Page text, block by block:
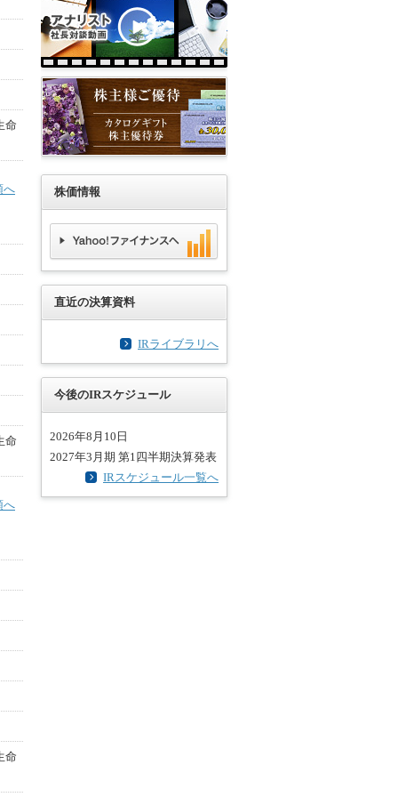
命
へ
命
へ
命
株価情報
直近の決算資料
IRライブラリへ
今後のIRスケジュール
2026年8月10日
2027年3月期 第1四半期決算発表
IRスケジュール一覧へ